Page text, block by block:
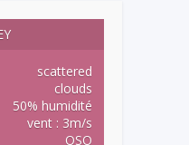
scattered
clouds
50% humidité
vent : 3m/s
OSO